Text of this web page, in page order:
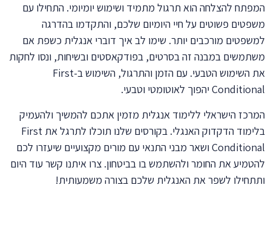
המפתח להצלחה הוא תרגול מתמיד ושימוש יומיומי. התחילו עם
משפטים פשוטים על חיי היומיום שלכם, והתקדמו בהדרגה
למשפטים מורכבים יותר. שימו לב איך דוברי אנגלית כשפת אם
משתמשים במבנה זה בסרטים, בפודקאסטים ובשיחות, ונסו לחקות
את השימוש הטבעי. עם הזמן והתרגול, השימוש ב-First
Conditional יהפוך לאוטומטי וטבעי.
המרכז הישראלי ללימוד אנגלית מזמין אתכם להמשיך ולהעמיק
בלימוד הדקדוק האנגלי. בקורסים שלנו תוכלו לתרגל את First
Conditional ושאר מבני התנאי עם מורים מקצועיים שיעזרו לכם
להטמיע את החומר ולהשתמש בו בביטחון. צרו איתנו קשר עוד היום
ותתחילו לשפר את האנגלית שלכם בצורה משמעותית!